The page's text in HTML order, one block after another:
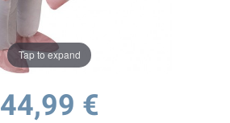
Tap to expand
44,99 €